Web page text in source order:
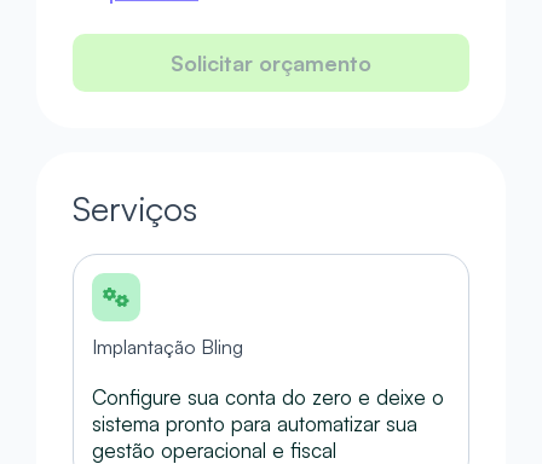
Solicitar orçamento
Serviços
Implantação Bling
Configure sua conta do zero e deixe o
sistema pronto para automatizar sua
gestão operacional e fiscal